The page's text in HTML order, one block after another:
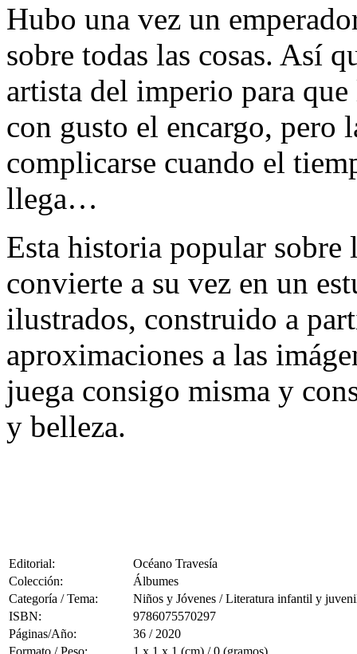
Hubo una vez un
sobre todas las cosas. Así
artista del imperio para
con gusto el encargo, pero
complicarse cuando el
llega…
Esta historia popular sobre
convierte a su vez en un
ilustrados, construido a
aproximaciones a las
juega consigo misma y
y belleza.
Editorial:
Océano Travesía
Colección:
Álbumes
Categoría / Tema:
Niños y Jóvenes / Literatura infantil y
ISBN:
9786075570297
Páginas/Año:
36 / 2020
Formato / Peso:
1 x 1 x 1 (cm) / 0 (gramos)